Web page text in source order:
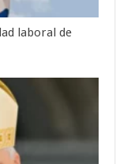
laboral de